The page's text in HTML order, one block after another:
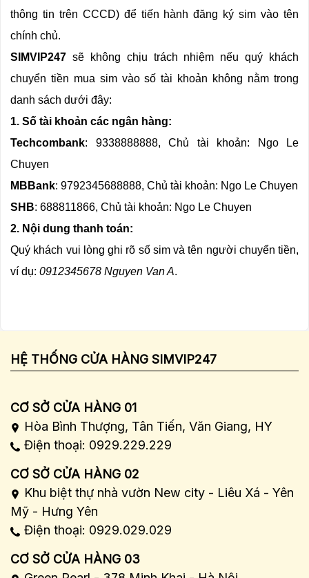
thông tin trên CCCD) để tiến hành đăng ký sim vào tên
chính chủ.
SIMVIP247 sẽ không chịu trách nhiệm nếu quý khách
chuyển tiền mua sim vào số tài khoản không nằm trong
danh sách dưới đây:
1. Số tài khoản các ngân hàng:
Techcombank: 9338888888, Chủ tài khoản: Ngo Le
Chuyen
MBBank: 9792345688888, Chủ tài khoản: Ngo Le Chuyen
SHB: 688811866, Chủ tài khoản: Ngo Le Chuyen
2. Nội dung thanh toán:
Quý khách vui lòng ghi rõ số sim và tên người chuyển tiền,
ví dụ: 0912345678 Nguyen Van A.
HỆ THỐNG CỬA HÀNG SIMVIP247
CƠ SỞ CỬA HÀNG 01
Hòa Bình Thượng, Tân Tiến, Văn Giang, HY
Điện thoại: 0929.229.229
CƠ SỞ CỬA HÀNG 02
Khu biệt thự nhà vườn New city - Liêu Xá - Yên
Mỹ - Hưng Yên
Điện thoại: 0929.029.029
CƠ SỞ CỬA HÀNG 03